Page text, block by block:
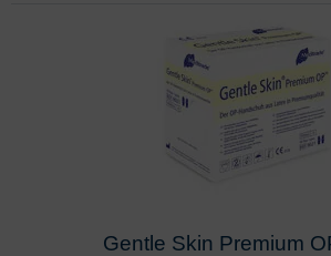
Gentle Skin Premium